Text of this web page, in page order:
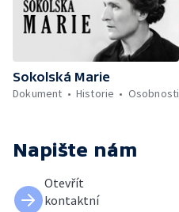
Sokolská Marie
Dokument
Historie Osobnosti
Napište nám
Otevřít
kontaktní